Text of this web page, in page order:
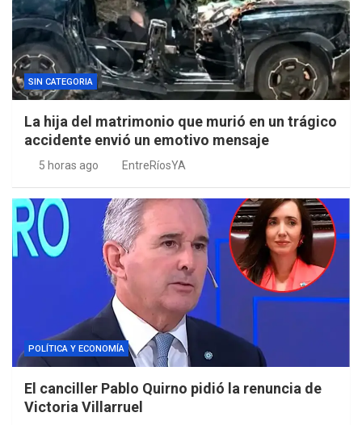
SIN CATEGORIA
La hija del matrimonio que murió en un trágico
accidente envió un emotivo mensaje
5 horas ago EntreRíosYA
POLÍTICA Y ECONOMÍA
El canciller Pablo Quirno pidió la renuncia de
Victoria Villarruel